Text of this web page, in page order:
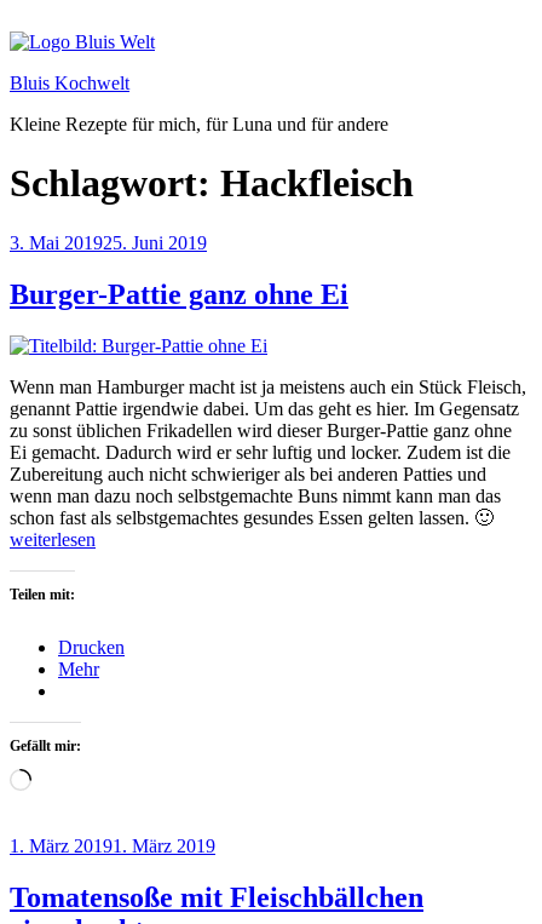
Inhalt
Bluis Kochwelt
Kleine Rezepte für mich, für Luna und für andere
Schlagwort: Hackfleisch
Veröffentlicht
3. Mai 201925. Juni 2019
Burger-Pattie ganz ohne Ei
Wenn man Hamburger macht ist ja meistens auch ein Stück Fleisch,
genannt Pattie irgendwie dabei. Um das geht es hier. Im Gegensatz
zu sonst üblichen Frikadellen wird dieser Burger-Pattie ganz ohne
Ei gemacht. Dadurch wird er sehr luftig und locker. Zudem ist die
Zubereitung auch nicht schwieriger als bei anderen Patties und
wenn man dazu noch selbstgemachte Buns nimmt kann man das
schon fast als selbstgemachtes gesundes Essen gelten lassen. 🙂
weiterlesen
Teilen mit:
Drucken
Mehr
Gefällt mir:
Wird
Veröffentlicht
1. März 20191. März 2019
Tomatensoße mit Fleischbällchen